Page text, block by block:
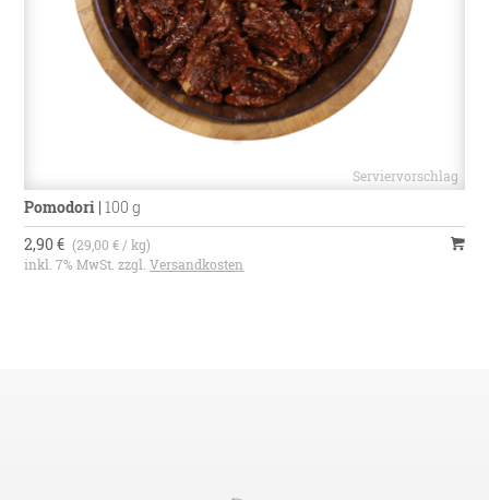
Pomodori |100 g
2,90 € (29,00 € / kg)
inkl. 7% MwSt. zzgl.Versandkosten